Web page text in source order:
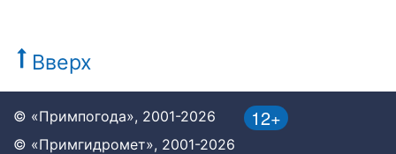
Вверх
12+
© «Примпогода», 2001-2026
© «Примгидромет», 2001-2026